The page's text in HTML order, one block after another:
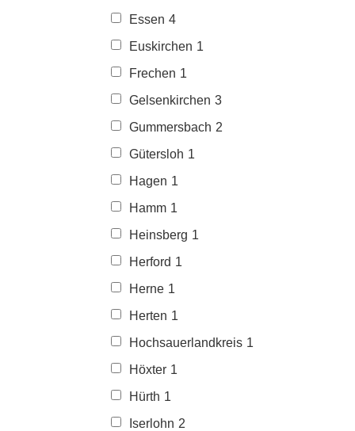
Essen 4
Euskirchen 1
Frechen 1
Gelsenkirchen 3
Gummersbach 2
Gütersloh 1
Hagen 1
Hamm 1
Heinsberg 1
Herford 1
Herne 1
Herten 1
Hochsauerlandkreis 1
Höxter 1
Hürth 1
Iserlohn 2